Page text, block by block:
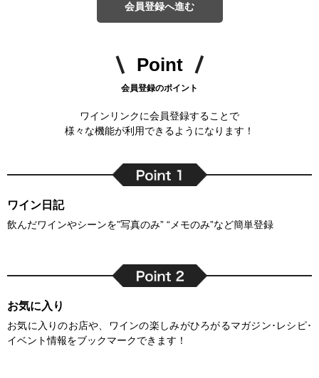
会員登録へ進む
Point
会員登録のポイント
ワインリンクに会員登録することで
様々な機能が利用できるようになります！
ワイン日記
飲んだワインやシーンを”写真のみ” “メモのみ”など簡単登録
お気に入り
お気に入りのお店や、ワインの楽しみがひろがるマガジン･レシピ･
イベント情報をブックマークできます！